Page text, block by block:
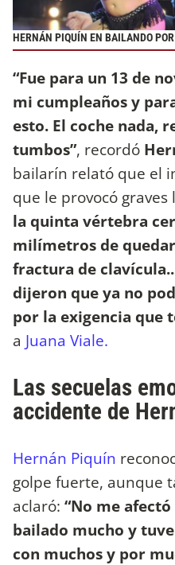
HERNÁN PIQUÍN EN BAILANDO
“Fue para un 13 de
mi cumpleaños y
esto. El coche nada,
tumbos”, recordó
bailarín relató que el
que le provocó graves
la quinta vértebra
milímetros de
fractura de
dijeron que ya no
por la exigencia que
a Juana Viale.
Las secuelas
accidente de
Hernán Piquín
golpe fuerte, aunque
aclaró: “No me
bailado mucho y
con muchos y por